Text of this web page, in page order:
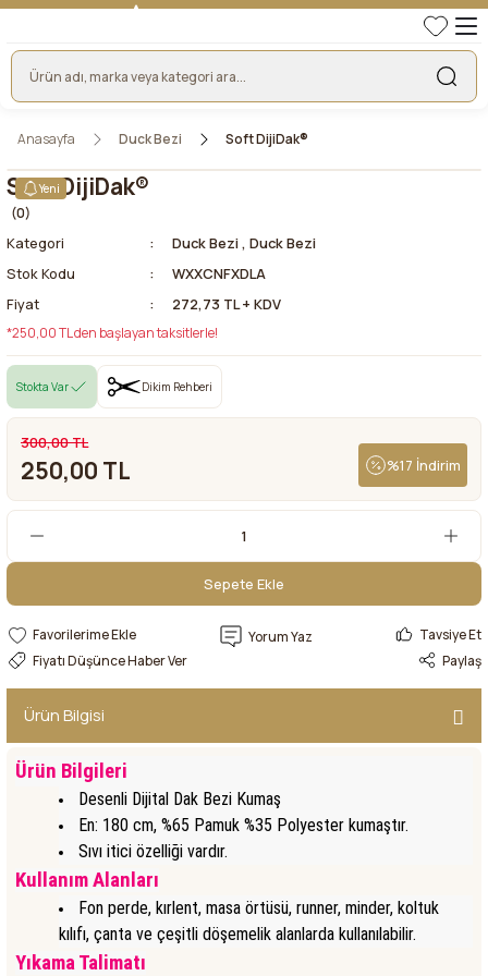
Anasayfa Duck Bezi Soft DijiDak®
Yeni
Soft DijiDak®
(0)
Kategori Duck Bezi, Duck Bezi
Stok Kodu
WXXCNFXDLA
Fiyat
272,73 TL + KDV
*250,00 TL den başlayan taksitlerle!
Stokta Var Dikim Rehberi
300,00 TL
250,00 TL %17 İndirim
Sepete Ekle
Sepete EkleYorum Yaz
Tavsiye Et
Fiyatı Düşünce Haber Ver
Paylaş
Ürün Bilgisi
Ürün Bilgileri
Desenli Dijital Dak Bezi Kumaş
En: 180 cm, %65 Pamuk %35 Polyester kumaştır.
Sıvı itici özelliği vardır.
Kullanım Alanları
Fon perde, kırlent, masa örtüsü, runner, minder, koltuk
kılıfı, çanta ve çeşitli döşemelik alanlarda kullanılabilir.
Yıkama Talimatı